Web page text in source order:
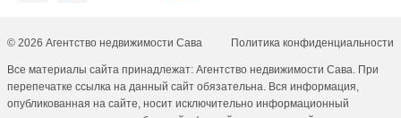
© 2026 Агентство недвижимости Сава Политика конфиденциальности
Все материалы сайта принадлежат: Агентство недвижимости Сава. При
перепечатке ссылка на данный сайт обязательна. Вся информация,
опубликованная на сайте, носит исключительно информационный